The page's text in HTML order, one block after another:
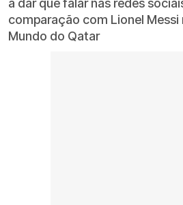
a dar que falar nas redes
comparação com Lionel
Mundo do Qatar